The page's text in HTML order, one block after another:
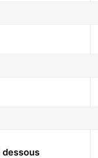
dessous